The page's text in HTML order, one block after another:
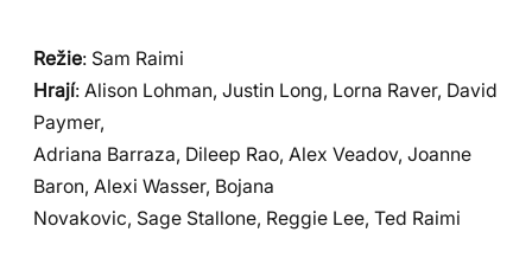
Režie: Sam Raimi
Hrají: Alison Lohman, Justin Long, Lorna Raver, David
Paymer,
Adriana Barraza, Dileep Rao, Alex Veadov, Joanne
Baron, Alexi Wasser, Bojana
Novakovic, Sage Stallone, Reggie Lee, Ted Raimi